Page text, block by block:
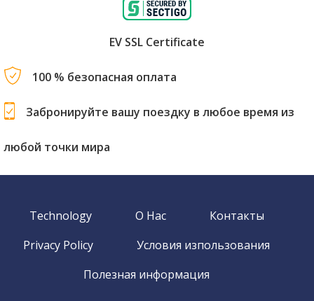
EV SSL Certificate
100 % безопасная оплата
Забронируйте вашу поездку в любое время из
любой точки мира
Technology О Нас
Контакты
Privacy Policy
Условия изпользования
Полезная информация